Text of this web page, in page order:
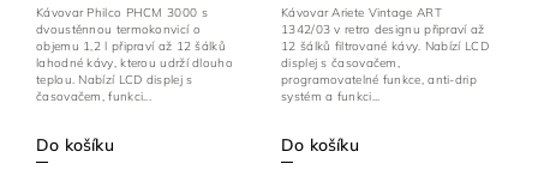
Do košíku
Kávovar Philco PHCM 3000 s
dvoustěnnou termokonvicí o
objemu 1,2 l připraví až 12 šálků
lahodné kávy, kterou udrží dlouho
teplou. Nabízí LCD displej s
časovačem, funkci...
Do košíku
Kávovar Ariete Vintage ART
1342/03 v retro designu připraví až
12 šálků filtrované kávy. Nabízí LCD
displej s časovačem,
programovatelné funkce, anti-drip
systém a funkci...